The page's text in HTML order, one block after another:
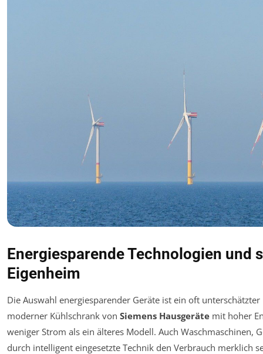
Energiesparende Technologien und
Eigenheim
Die Auswahl energiesparender Geräte ist ein oft
moderner Kühlschrank von Siemens Hausgeräte mit hoher
weniger Strom als ein älteres Modell. Auch Waschmaschinen,
durch intelligent eingesetzte Technik den Verbrauch merklich